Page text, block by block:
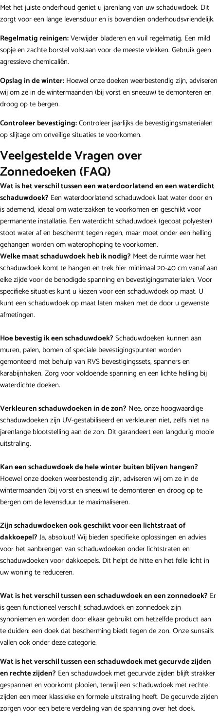
Met het juiste onderhoud geniet u jarenlang van uw schaduwdoek. Dit
zorgt voor een lange levensduur en is bovendien onderhoudsvriendelijk.
Regelmatig reinigen:Verwijder bladeren en vuil regelmatig. Een mild
sopje en zachte borstel volstaan voor de meeste vlekken. Gebruik geen
agressieve chemicaliën.
Opslag in de winter: Hoewel onze doeken weerbestendig zijn, adviseren
wij om ze in de wintermaanden (bij vorst en sneeuw) te demonteren en
droog op te bergen.
Controleer bevestiging:Controleer jaarlijks de bevestigingsmaterialen
op slijtage om onveilige situaties te voorkomen.
Veelgestelde Vragen over
Zonnedoeken (FAQ)
Wat is het verschil tussen een waterdoorlatend en een waterdicht
schaduwdoek? Een waterdoorlatend schaduwdoek laat water door en
is ademend, ideaal om waterzakken te voorkomen en geschikt voor
permanente installatie. Een waterdicht schaduwdoek (gecoat polyester)
stoot water af en beschermt tegen regen, maar moet onder een helling
gehangen worden om waterophoping te voorkomen.
Welke maat schaduwdoek heb ik nodig? Meet de ruimte waar het
schaduwdoek komt te hangen en trek hier minimaal 20-40 cm vanaf aan
elke zijde voor de benodigde spanning en bevestigingsmaterialen. Voor
specifieke situaties kunt u kiezen voor een schaduwdoek op maat. U
kunt een schaduwdoek op maat laten maken met de door u gewenste
afmetingen.
Hoe bevestig ik een schaduwdoek? Schaduwdoeken kunnen aan
muren, palen, bomen of speciale bevestigingspunten worden
gemonteerd met behulp van RVS bevestigingssets, spanners en
karabijnhaken. Zorg voor voldoende spanning en een lichte helling bij
waterdichte doeken.
Verkleuren schaduwdoeken in de zon? Nee, onze hoogwaardige
schaduwdoeken zijn UV-gestabiliseerd en verkleuren niet, zelfs niet na
jarenlange blootstelling aan de zon. Dit garandeert een langdurig mooie
uitstraling.
Kan een schaduwdoek de hele winter buiten blijven hangen?
Hoewel onze doeken weerbestendig zijn, adviseren wij om ze in de
wintermaanden (bij vorst en sneeuw) te demonteren en droog op te
bergen om de levensduur te maximaliseren.
Zijn schaduwdoeken ook geschikt voor een lichtstraat of
dakkoepel? Ja, absoluut! Wij bieden specifieke oplossingen en advies
voor het aanbrengen van schaduwdoeken onder lichtstraten en
schaduwdoeken voor dakkoepels. Dit helpt de hitte en het felle licht in
uw woning te reduceren.
Wat is het verschil tussen een schaduwdoek en een zonnedoek? Er
is geen functioneel verschil; schaduwdoek en zonnedoek zijn
synoniemen en worden door elkaar gebruikt om hetzelfde product aan
te duiden: een doek dat bescherming biedt tegen de zon. Onze sunsails
vallen ook onder deze categorie.
Wat is het verschil tussen een schaduwdoek met gecurvde zijden
en rechte zijden? Een schaduwdoek met gecurvde zijden blijft strakker
gespannen en voorkomt plooien, terwijl een schaduwdoek met rechte
zijden een meer klassieke en formele uitstraling heeft. De gecurvde zijden
zorgen voor een betere verdeling van de spanning over het doek.